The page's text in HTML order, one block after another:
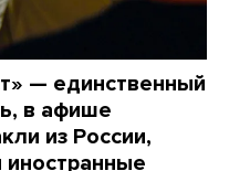
— единственный
в афише
из России,
иностранные